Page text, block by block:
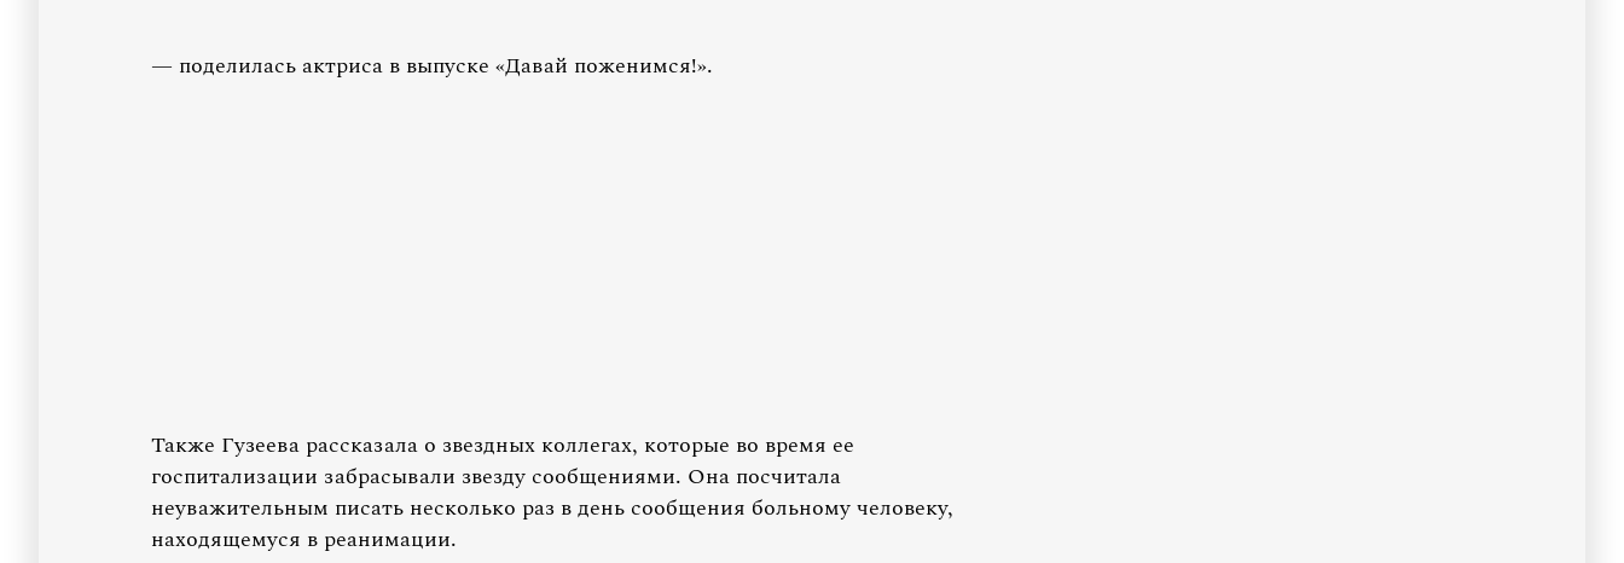
— поделилась актриса в выпуске «Давай поженимся!».
Также Гузеева рассказала о звездных коллегах, которые во время ее
госпитализации забрасывали звезду сообщениями. Она посчитала
неуважительным писать несколько раз в день сообщения больному человеку,
находящемуся в реанимации.